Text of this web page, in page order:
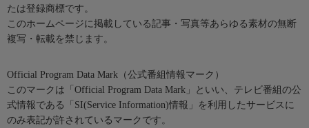
たは登録商標です。
このホームページに掲載している記事・写真等あらゆる素材の無断
複写・転載を禁じます。
Official Program Data Mark（公式番組情報マーク）
このマークは「Official Program Data Mark」といい、テレビ番組の公
式情報である「SI(Service Information)情報」を利用したサービスに
のみ表記が許されているマークです。